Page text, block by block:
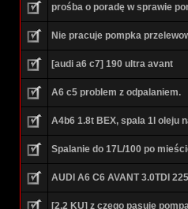
prośba o poradę w sprawie
Nie pracuje pompka
[audi a6 c7] 190 ultra avant
A6 c5 problem z odpalaniem.
A4b6 1.8t BEX, spala 1l oleju
Spalanie do 17L/100 po
AUDI A6 C6 AVANT 3.0TDI
[2,2 KU] z czego pasuje